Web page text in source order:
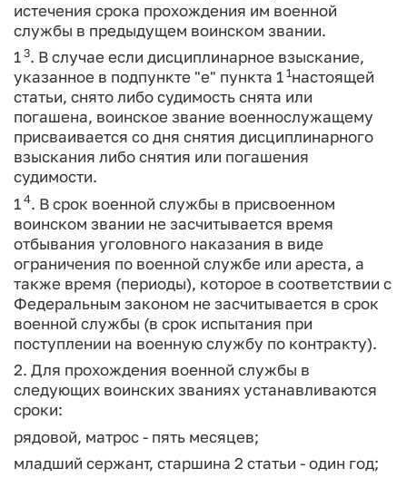
истечения срока прохождения им военной
службы в предыдущем воинском звании.
1 3. В случае если дисциплинарное взыскание,
указанное в подпункте "е" пункта 1 1 настоящей
статьи, снято либо судимость снята или
погашена, воинское звание военнослужащему
присваивается со дня снятия дисциплинарного
взыскания либо снятия или погашения
судимости.
1 4. В срок военной службы в присвоенном
воинском звании не засчитывается время
отбывания уголовного наказания в виде
ограничения по военной службе или ареста, а
также время (периоды), которое в соответствии с
Федеральным законом не засчитывается в срок
военной службы (в срок испытания при
поступлении на военную службу по контракту).
2. Для прохождения военной службы в
следующих воинских званиях устанавливаются
сроки:
рядовой, матрос - пять месяцев;
младший сержант, старшина 2 статьи - один год;